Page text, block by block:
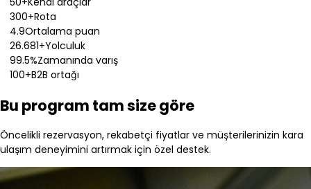
300+Rota
4.9Ortalama puan
26.681+Yolculuk
99.5%Zamanında varış
100+B2B ortağı
Bu program tam size göre
Öncelikli rezervasyon, rekabetçi fiyatlar ve müşterilerinizin kara
ulaşım deneyimini artırmak için özel destek.